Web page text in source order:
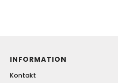
INFORMATION
Kontakt